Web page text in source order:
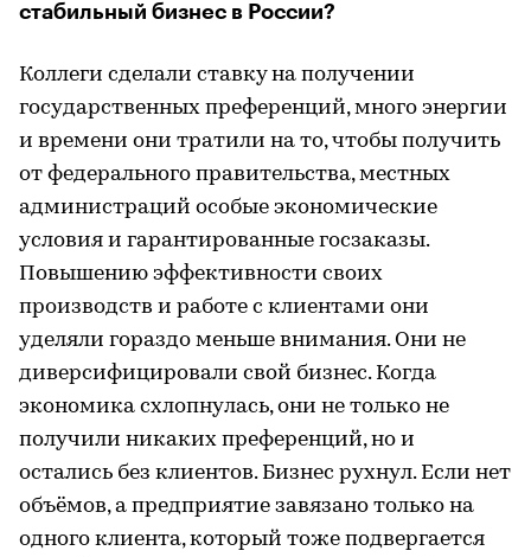
стабильный бизнес в России?
Коллеги сделали ставку на получении
государственных преференций, много энергии
и времени они тратили на то, чтобы получить
от федерального правительства, местных
администраций особые экономические
условия и гарантированные госзаказы.
Повышению эффективности своих
производств и работе с клиентами они
уделяли гораздо меньше внимания. Они не
диверсифицировали свой бизнес. Когда
экономика схлопнулась, они не только не
получили никаких преференций, но и
остались без клиентов. Бизнес рухнул. Если нет
объёмов, а предприятие завязано только на
одного клиента, который тоже подвергается